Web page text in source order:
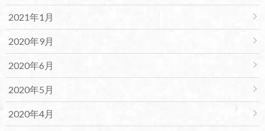
2021年1月
2020年9月
2020年6月
2020年5月
2020年4月